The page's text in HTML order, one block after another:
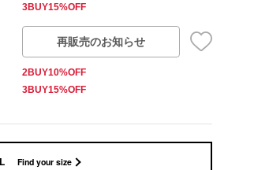
3BUY15%OFF
再販売のお知らせ
2BUY10%OFF
3BUY15%OFF
L Find your size